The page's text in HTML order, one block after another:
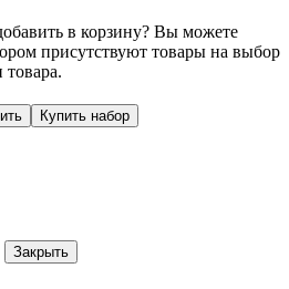
в корзину? Вы можете
присутствуют товары на выбор
Купить набор
Закрыть